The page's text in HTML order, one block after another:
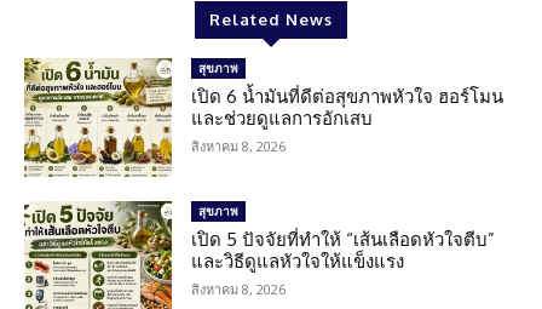
Related News
สุขภาพ
เปิด 6 น้ำมันที่ดีต่อสุขภาพหัวใจ ฮอร์โมน
และช่วยดูแลการอักเสบ
สิงหาคม 8, 2026
สุขภาพ
เปิด 5 ปัจจัยที่ทำให้ “เส้นเลือดหัวใจตีบ”
และวิธีดูแลหัวใจให้แข็งแรง
สิงหาคม 8, 2026